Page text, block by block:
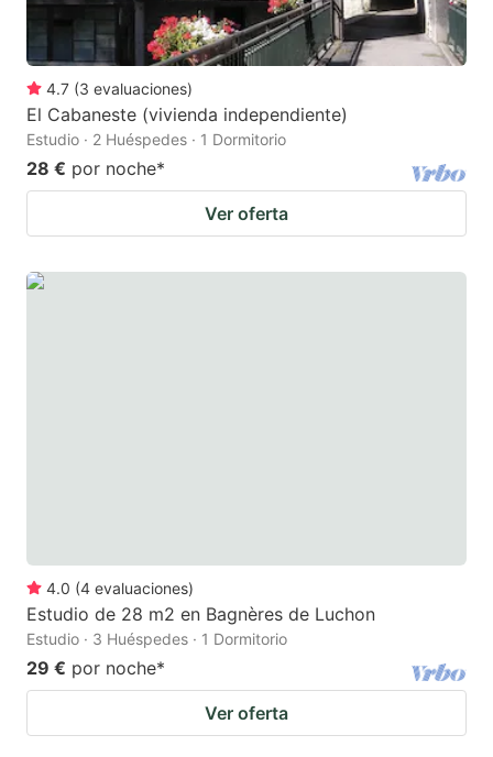
4.7 (3 evaluaciones)
El Cabaneste (vivienda independiente)
Estudio · 2 Huéspedes · 1 Dormitorio
28 € por noche*
Ver oferta
4.0 (4 evaluaciones)
Estudio de 28 m2 en Bagnères de Luchon
Estudio · 3 Huéspedes · 1 Dormitorio
29 € por noche*
Ver oferta